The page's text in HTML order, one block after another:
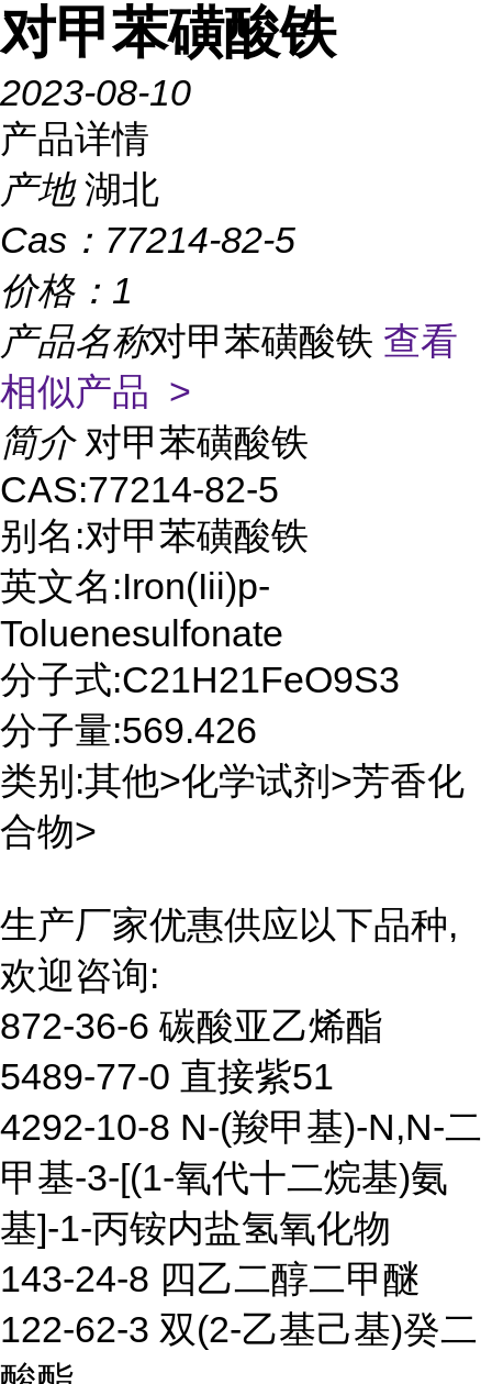
对甲苯磺酸铁
2023-08-10
产品详情
产地 湖北
Cas： 77214-82-5
价格： 1
产品名称对甲苯磺酸铁 查看
相似产品 >
简介 对甲苯磺酸铁
CAS:77214-82-5
别名:对甲苯磺酸铁
英文名:Iron(Iii)p-
Toluenesulfonate
分子式:C21H21FeO9S3
分子量:569.426
类别:其他>化学试剂>芳香化
合物>
生产厂家优惠供应以下品种,
欢迎咨询:
872-36-6 碳酸亚乙烯酯
5489-77-0 直接紫51
4292-10-8 N-(羧甲基)-N,N-二
甲基-3-[(1-氧代十二烷基)氨
基]-1-丙铵内盐氢氧化物
143-24-8 四乙二醇二甲醚
122-62-3 双(2-乙基己基)癸二